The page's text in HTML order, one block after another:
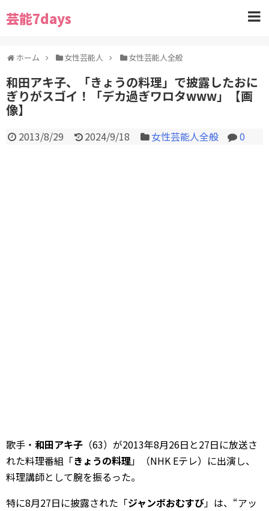
芸能7days
ホーム 女性芸能人 女性芸能人全般
和田アキ子、「きょうの料理」で披露したおに
ぎりがスゴイ！「デカ過ぎワロタwww」【画
像】
2013/8/29 2024/9/18 女性芸能人全般 0
歌手・ 和田アキ子 （63）が2013年8月26日と27日に放送さ
れた料理番組「きょうの料理」（NHK Eテレ）に出演し、
料理講師として腕を振るった。
特に8月27日に披露された「ジャンボおむすび」は、“アッ